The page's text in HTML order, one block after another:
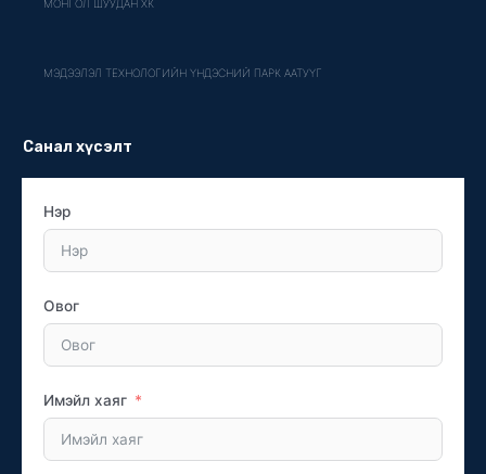
МОНГОЛ ШУУДАН ХК
МЭДЭЭЛЭЛ ТЕХНОЛОГИЙН ҮНДЭСНИЙ ПАРК ААТУҮГ
Санал хүсэлт
Нэр
Овог
Имэйл хаяг